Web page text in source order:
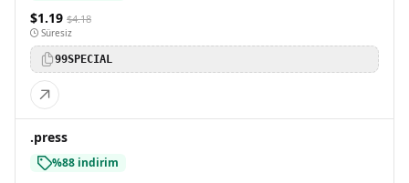
$1.19 $4.18
Süresiz
99SPECIAL
.press
%88 indirim